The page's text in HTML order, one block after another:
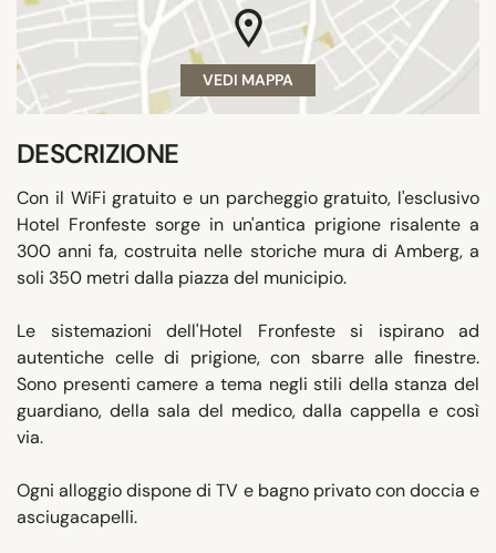
VEDI MAPPA
DESCRIZIONE
Con il WiFi gratuito e un parcheggio gratuito, l'esclusivo
Hotel Fronfeste sorge in un'antica prigione risalente a
300 anni fa, costruita nelle storiche mura di Amberg, a
soli 350 metri dalla piazza del municipio.
Le sistemazioni dell'Hotel Fronfeste si ispirano ad
autentiche celle di prigione, con sbarre alle finestre.
Sono presenti camere a tema negli stili della stanza del
guardiano, della sala del medico, dalla cappella e così
via.
Ogni alloggio dispone di TV e bagno privato con doccia e
asciugacapelli.